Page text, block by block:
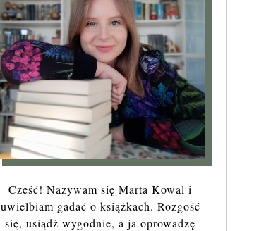
Cześć! Nazywam się Marta Kowal i
uwielbiam gadać o książkach. Rozgość
się, usiądź wygodnie, a ja oprowadzę